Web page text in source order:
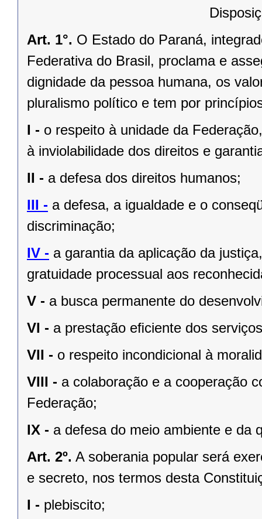
Art. 1°. O Estado do Paraná,
Federativa do Brasil, proclama e
dignidade da pessoa humana, os
pluralismo político e tem por
I - o respeito à unidade da
à inviolabilidade dos direitos e
II - a defesa dos direitos humanos;
III - a defesa, a igualdade e o
discriminação;
IV - a garantia da aplicação da
gratuidade processual aos
V - a busca permanente do
VI - a prestação eﬁciente dos
VII - o respeito incondicional à
VIII - a colaboração e a cooperação
Federação;
IX - a defesa do meio ambiente e da
Art. 2º. A soberania popular será
e secreto, nos termos desta
I - plebiscito;